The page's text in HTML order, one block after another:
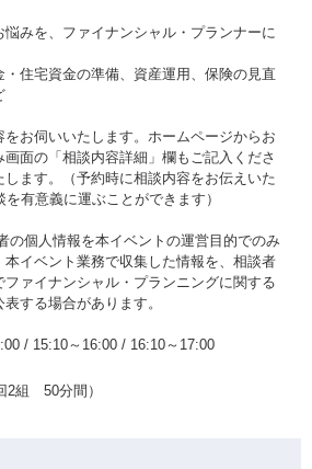
みを、ファイナンシャル・プランナーに
宅資金の準備、資産運用、保険の見直
お伺いいたします。ホームページからお
面の「相談内容詳細」欄もご記入くださ
ます。（予約時に相談内容をお伝えいた
有意義に運ぶことができます）
個人情報を本イベントの運営目的でのみ
イベント業務で収集した情報を、相談者
ァイナンシャル・プランニングに関する
する場合があります。
/ 15:10～16:00 / 16:10～17:00
2組 50分間）